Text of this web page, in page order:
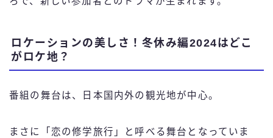
ロケーションの美しさ！冬休み編2024はどこ
がロケ地？
番組の舞台は、日本国内外の観光地が中心。
まさに「恋の修学旅行」と呼べる舞台となっていま